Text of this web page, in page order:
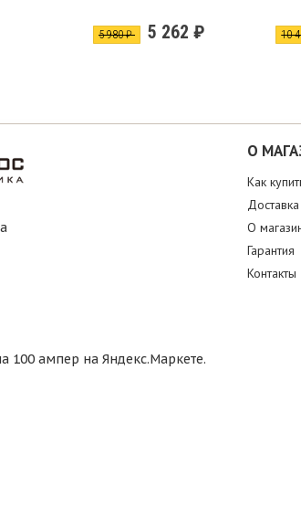
5 980 ₽ 5 262 ₽
час
10
О
Как
Доставка
О
Гарантия
Контакты